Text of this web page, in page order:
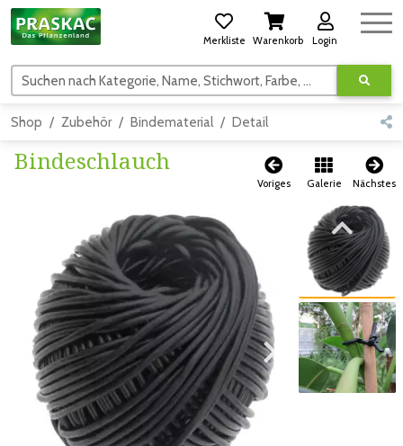
Merkliste Warenkorb Login
Suchen nach Kategorie, Name, Stichwort, Farbe, usw.
Shop Zubehör Bindematerial Detail
Bindeschlauch
Voriges Galerie Nächstes
Zum vorigen Bild Zum nächsten Bild
Zum vorigen Bild